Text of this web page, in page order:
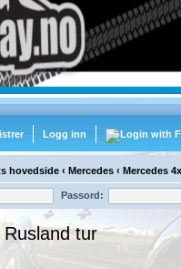
Logg inn
hovedside ‹ Mercedes ‹ Mercedes
Passord:
tur